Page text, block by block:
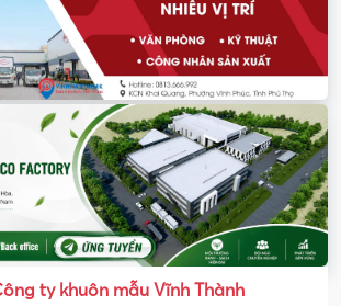
ty khuôn mẫu Vĩnh Thành